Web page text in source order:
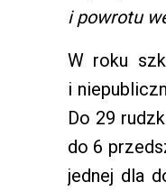
i powrotu
W roku
i
Do 29
do 6
jednej dla